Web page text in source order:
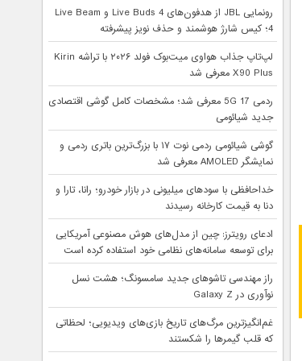
رونمایی JBL از هدفون‌های Live Buds 4 و Live Beam
4؛ کیس شارژ هوشمند و حذف نویز پیشرفته
لپ‌تاپ جذاب هواوی میت‌بوک فولد ۲۰۲۶ با تراشه Kirin
X90 Plus معرفی شد
ردمی 17 5G معرفی شد؛ مشخصات کامل گوشی اقتصادی
جدید شیائومی
گوشی شیائومی ردمی نوت ۱۷ با بزرگ‌ترین باتری ردمی و
نمایشگر AMOLED معرفی شد
خداحافظی با سودهای میلیونی در بازار خودرو؛ رانا، تارا و
دنا به قیمت کارخانه رسیدند
ادعای رویترز: چین از مدل‌های هوش مصنوعی آمریکایی
برای توسعه سامانه‌های نظامی خود استفاده کرده است
راز مهندسی تاشوهای جدید سامسونگ؛ هشت نسل
نوآوری در Galaxy Z
غم‌انگیزترین مرگ‌های تاریخ بازی‌های ویدیویی؛ لحظاتی
که قلب گیمرها را شکستند